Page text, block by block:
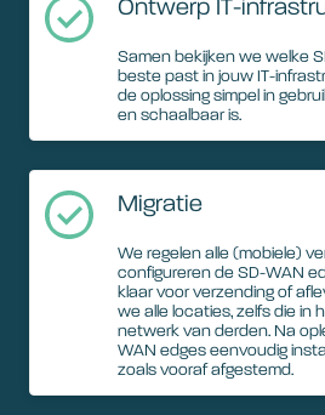
Ontwerp IT-
Samen bekijken we welke
beste past in jouw IT-
de oplossing simpel in
en schaalbaar is.
Migratie
We regelen alle (mobiele)
configureren de SD-WAN
klaar voor verzending of
we alle locaties, zelfs die in
netwerk van derden. Na
WAN edges eenvoudig
zoals vooraf afgestemd.